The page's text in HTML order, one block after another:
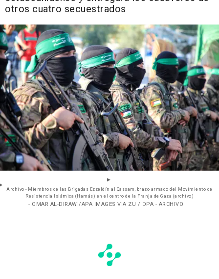
otros cuatro secuestrados
Archivo - Miembros de las Brigadas Ezzeldín al Qassam, brazo armado del Movimiento de
Resistencia Islámica (Hamás) en el centro de la Franja de Gaza (archivo)
- OMAR AL-DIRAWI/APA IMAGES VIA ZU / DPA - ARCHIVO